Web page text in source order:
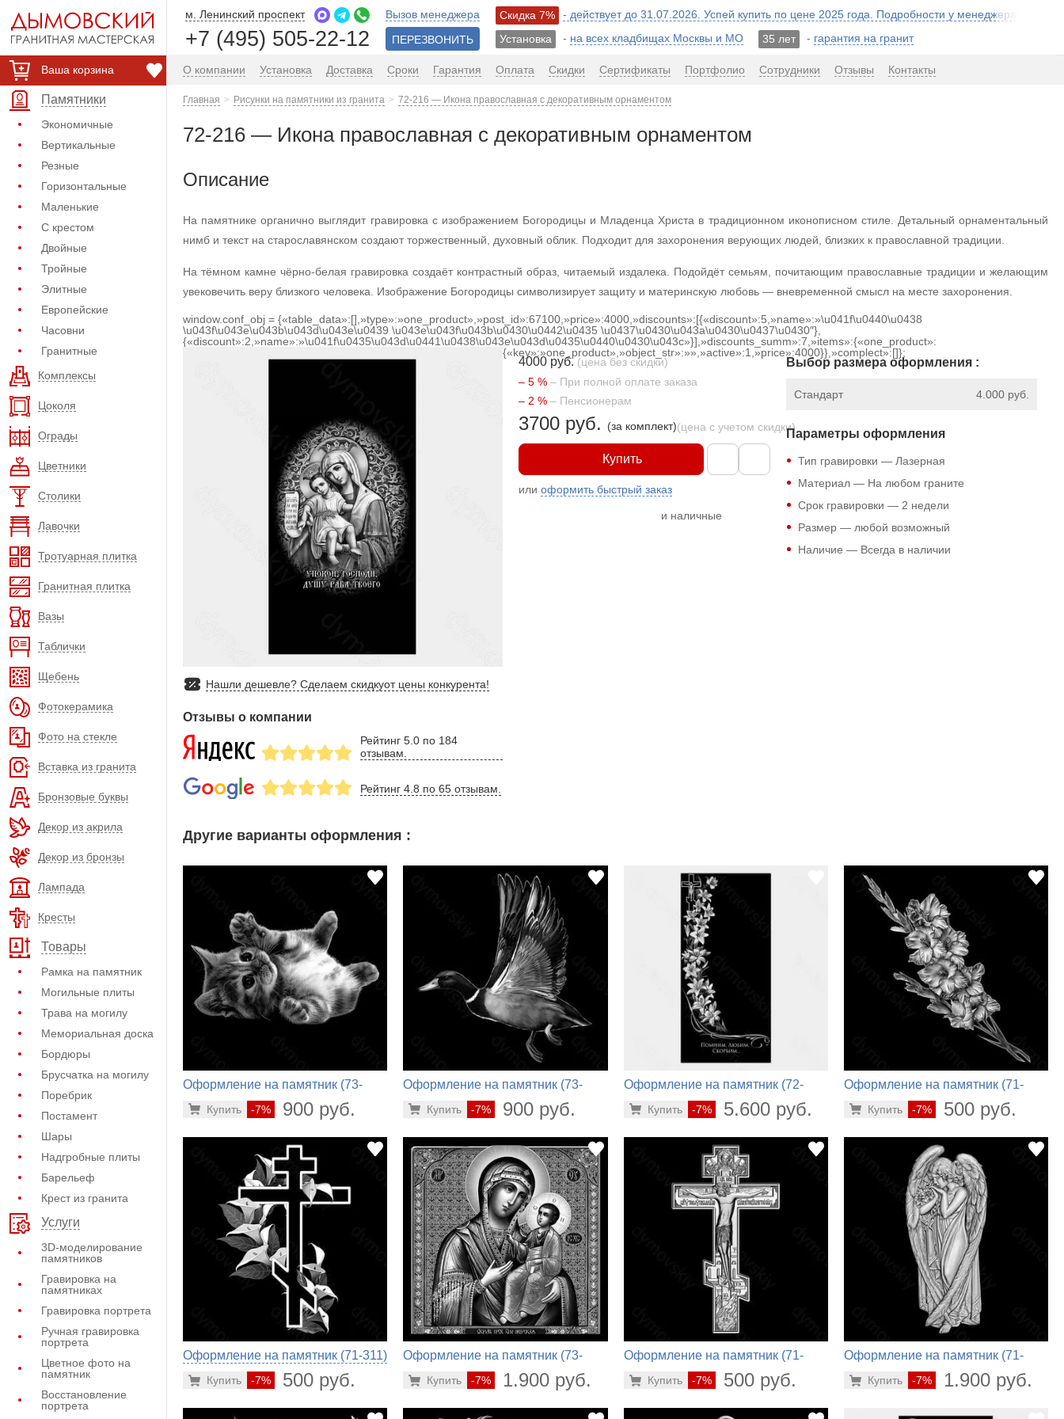
Ваша корзина
Памятники
Экономичные
Вертикальные
Резные
Горизонтальные
Маленькие
С крестом
Двойные
Тройные
Элитные
Европейские
Часовни
Гранитные
Комплексы
Цоколя
Ограды
Цветники
Столики
Лавочки
Тротуарная плитка
Гранитная плитка
Вазы
Таблички
Щебень
Фотокерамика
Фото на стекле
Вставка из гранита
Бронзовые буквы
Декор из акрила
Декор из бронзы
Лампада
Кресты
Товары
Рамка на памятник
Могильные плиты
Трава на могилу
Мемориальная доска
Бордюры
Брусчатка на могилу
Поребрик
Постамент
Шары
Надгробные плиты
Барельеф
Крест из гранита
Услуги
3D-моделирование
памятников
Гравировка на
памятниках
Гравировка портрета
Ручная гравировка
портрета
Цветное фото на
памятник
Восстановление
портрета
м. Ленинский проспект
+7 (495) 505-22-12
Вызов менеджера
ПЕРЕЗВОНИТЬ
Скидка 7%
- действует до 31.07.2026. Успей купить по цене 2025 года. Подробности у менеджера!
Установка
- на всех кладбищах Москвы и МО 35 лет - гарантия на гранит
О компании Установка Доставка Сроки Гарантия Оплата Скидки Сертификаты Портфолио Сотрудники Отзывы Контакты
Главная Рисунки на памятники из гранита 72-216 — Икона православная с декоративным орнаментом
72-216 — Икона православная с декоративным орнаментом
Описание
На памятнике органично выглядит гравировка с изображением Богородицы и Младенца Христа в традиционном иконописном стиле. Детальный орнаментальный
нимб и текст на старославянском создают торжественный, духовный облик. Подходит для захоронения верующих людей, близких к православной традиции.
На тёмном камне чёрно-белая гравировка создаёт контрастный образ, читаемый издалека. Подойдёт семьям, почитающим православные традиции и желающим
увековечить веру близкого человека. Изображение Богородицы символизирует защиту и материнскую любовь — вневременной смысл на месте захоронения.
window.conf_obj = {«table_data»:[],»type»:»one_product»,»post_id»:67100,»price»:4000,»discounts»:[{«discount»:5,»name»:»\u041f\u0440\u0438
\u043f\u043e\u043b\u043d\u043e\u0439 \u043e\u043f\u043b\u0430\u0442\u0435 \u0437\u0430\u043a\u0430\u0437\u0430″},
{«discount»:2,»name»:»\u041f\u0435\u043d\u0441\u0438\u043e\u043d\u0435\u0440\u0430\u043c»}],»discounts_summ»:7,»items»:{«one_product»:
{«key»:»one_product»,»object_str»:»»,»active»:1,»price»:4000}},»complect»:[]};
Нашли дешевле? Сделаем скидкуот цены конкурента!
Отзывы о компании
Рейтинг 5.0 по 184
отзывам.
Рейтинг 4.8 по 65 отзывам.
4000 руб. (цена без скидки)
– 5 % – При полной оплате заказа
– 2 % – Пенсионерам
3700 руб. (за комплект)(цена с учетом скидки)
Купить
илиоформить быстрый заказ
и наличные
Выбор размера оформления :
4.000 руб.
Стандарт
Параметры оформления
Тип гравировки — Лазерная
Материал — На любом граните
Срок гравировки — 2 недели
Размер — любой возможный
Наличие — Всегда в наличии
Другие варианты оформления :
Оформление на памятник (73-
-7% 900 руб.
Купить
Оформление на памятник (73-
-7% 900 руб.
Купить
Оформление на памятник (72-
-7% 5.600 руб.
Купить
Оформление на памятник (71-
-7% 500 руб.
Купить
Оформление на памятник (71-311)
-7% 500 руб.
Купить
Оформление на памятник (73-
-7% 1.900 руб.
Купить
Оформление на памятник (71-
-7% 500 руб.
Купить
Оформление на памятник (71-
-7% 1.900 руб.
Купить